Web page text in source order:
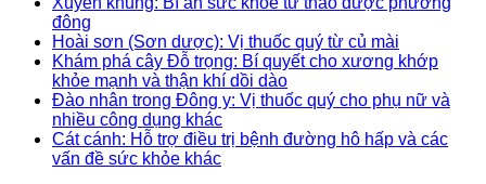
đông
Hoài sơn (Sơn dược): Vị thuốc quý từ củ mài
Khám phá cây Đỗ trọng: Bí quyết cho xương khớp
khỏe mạnh và thận khí dồi dào
Đào nhân trong Đông y: Vị thuốc quý cho phụ nữ và
nhiều công dụng khác
Cát cánh: Hỗ trợ điều trị bệnh đường hô hấp và các
vấn đề sức khỏe khác